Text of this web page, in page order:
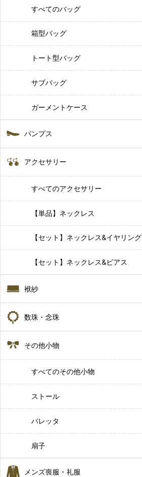
すべてのバッグ
箱型バッグ
トート型バッグ
サブバッグ
ガーメントケース
パンプス
アクセサリー
すべてのアクセサリー
【単品】ネックレス
【セット】ネックレス&イヤリング
【セット】ネックレス&ピアス
袱紗
数珠・念珠
その他小物
すべてのその他小物
ストール
バレッタ
扇子
メンズ喪服・礼服